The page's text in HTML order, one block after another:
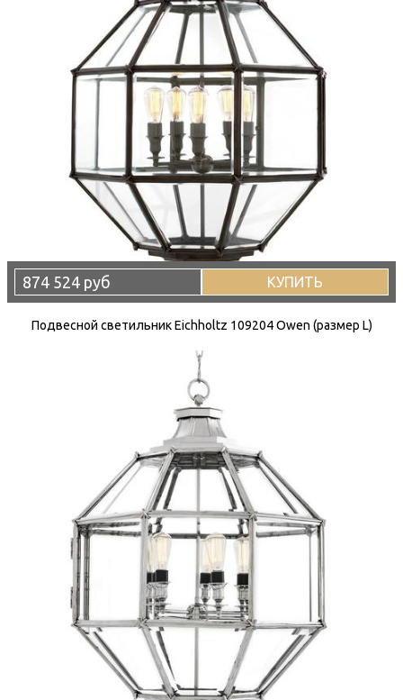
874 524 руб КУПИТЬ
Подвесной светильник Eichholtz 109204 Owen (размер L)